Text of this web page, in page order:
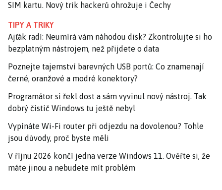
SIM kartu. Nový trik hackerů ohrožuje i Čechy
TIPY A TRIKY
Ajťák radí: Neumírá vám náhodou disk? Zkontrolujte si ho
bezplatným nástrojem, než přijdete o data
Poznejte tajemství barevných USB portů: Co znamenají
černé, oranžové a modré konektory?
Programátor si řekl dost a sám vyvinul nový nástroj. Tak
dobrý čistič Windows tu ještě nebyl
Vypínáte Wi-Fi router při odjezdu na dovolenou? Tohle
jsou důvody, proč byste měli
V říjnu 2026 končí jedna verze Windows 11. Ověřte si, že
máte jinou a nebudete mít problém